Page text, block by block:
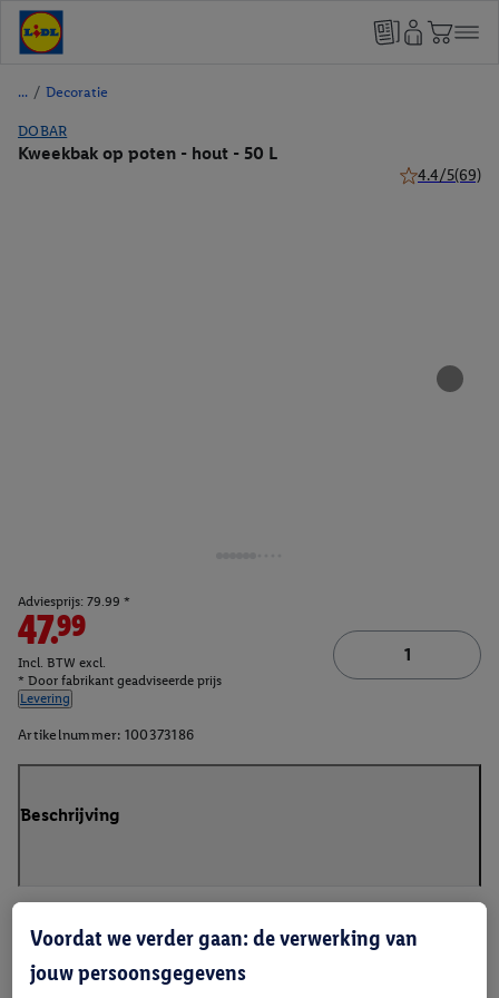
/ Decoratie
DOBAR
Kweekbak op poten - hout - 50 L
4.4/5(69)
Adviesprijs: 79.99 *
47.99
Incl. BTW excl.
* Door fabrikant geadviseerde prijs
Levering
Artikelnummer: 100373186
Beschrijving
Voordat we verder gaan: de verwerking van
jouw persoonsgegevens